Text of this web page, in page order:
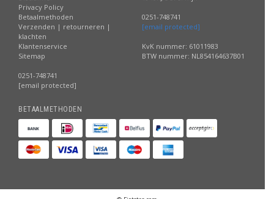
Privacy Policy
Betaalmethoden
Verzenden | retourneren |
klachten
Klantenservice
Sitemap
0251-748741
[email protected]
0251-748741
[email protected]
KvK nummer: 61011983
BTW nummer: NL854164637B01
BETAALMETHODEN